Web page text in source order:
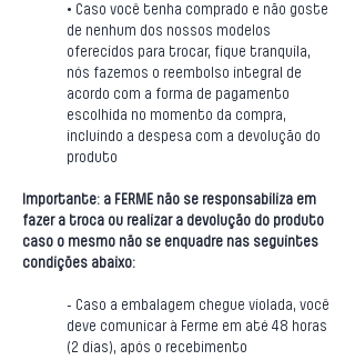
• Caso você tenha comprado e não goste
de nenhum dos nossos modelos
oferecidos para trocar, fique tranquila,
nós fazemos o reembolso integral de
acordo com a forma de pagamento
escolhida no momento da compra,
incluindo a despesa com a devolução do
produto
Importante: a FERME não se responsabiliza em
fazer a troca ou realizar a devolução do produto
caso o mesmo não se enquadre nas seguintes
condições abaixo:
- Caso a embalagem chegue violada, você
deve comunicar à Ferme em até 48 horas
(2 dias), após o recebimento